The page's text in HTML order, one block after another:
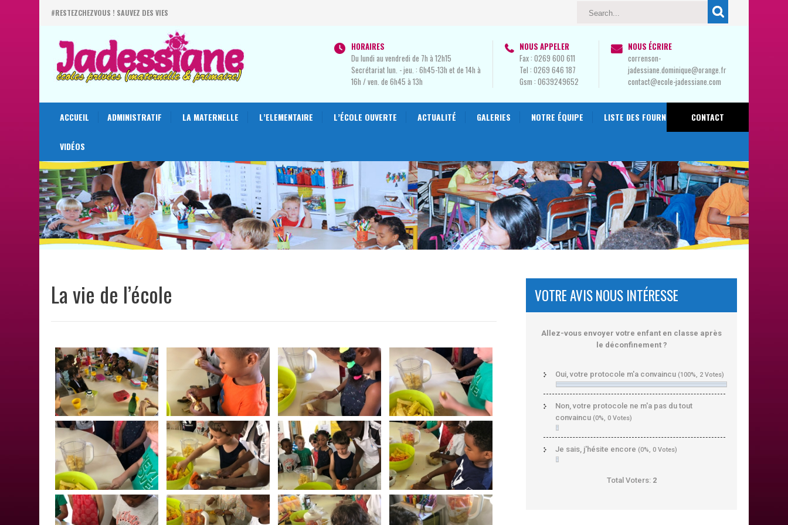
#RESTEZCHEZVOUS ! SAUVEZ DES VIES
HORAIRES
Du lundi au vendredi de 7h à 12h15
Secrétariat lun. - jeu. : 6h45-13h et de 14h à
16h / ven. de 6h45 à 13h
NOUS APPELER
Fax : 0269 600 611
Tel : 0269 646 187
Gsm : 0639249652
NOUS ÉCRIRE
correnson-
jadessiane.dominique@orange.fr
contact@ecole-jadessiane.com
ACCUEIL ADMINISTRATIF LA MATERNELLE L’ELEMENTAIRE L’ÉCOLE OUVERTE ACTUALITÉ GALERIES NOTRE ÉQUIPE LISTE DES FOURNITURES 2024-2025
VIDÉOS
CONTACT
La vie de l’école VOTRE AVIS NOUS INTÉRESSE
Allez-vous envoyer votre enfant en classe après
le déconfinement ?
Oui, votre protocole m'a convaincu (100%, 2 Votes)
Non, votre protocole ne m'a pas du tout
convaincu (0%, 0 Votes)
Je sais, j'hésite encore (0%, 0 Votes)
Total Voters: 2